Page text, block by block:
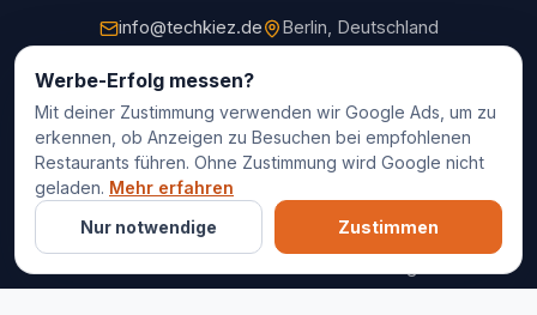
info@techkiez.de
Berlin, Deutschland
Restaurants
Restaurantauswahl
Für Unternehmen
Kontakt
© 2025 techkiez. Alle Rechte vorbehalten.
Werbe-Erfolg messen?
Mit deiner Zustimmung verwenden wir Google Ads, um zu
erkennen, ob Anzeigen zu Besuchen bei empfohlenen
Restaurants führen. Ohne Zustimmung wird Google nicht
geladen. Mehr erfahren
Nur notwendige
Zustimmen